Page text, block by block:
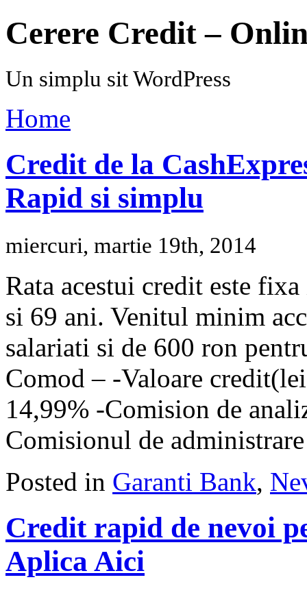
Cerere Credit –
Un simplu sit WordPress
Home
Credit de la
Rapid si simplu
miercuri, martie 19th, 2014
Rata acestui credit este
si 69 ani. Venitul minim
salariati si de 600 ron
Comod – -Valoare
14,99% -Comision de
Comisionul de
Posted in Garanti Bank,
Credit rapid de nevoi
Aplica Aici